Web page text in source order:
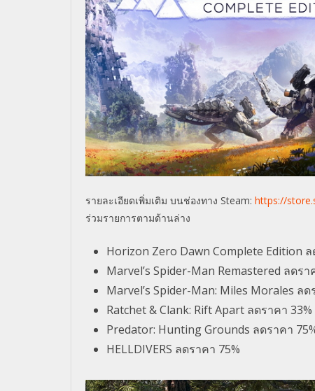
รายละเอียดเพิ่มเติม บนช่องทาง Steam: https://
ร่วมรายการตามด้านล่าง
Horizon Zero Dawn Complete Edition ล
Marvel’s Spider-Man Remastered ลดรา
Marvel’s Spider-Man: Miles Morales ลด
Ratchet & Clank: Rift Apart ลดราคา 33%
Predator: Hunting Grounds ลดราคา
HELLDIVERS ลดราคา 75%